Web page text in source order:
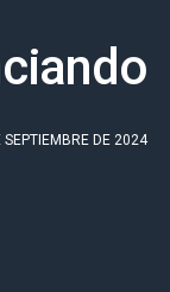
SEPTIEMBRE DE 2024